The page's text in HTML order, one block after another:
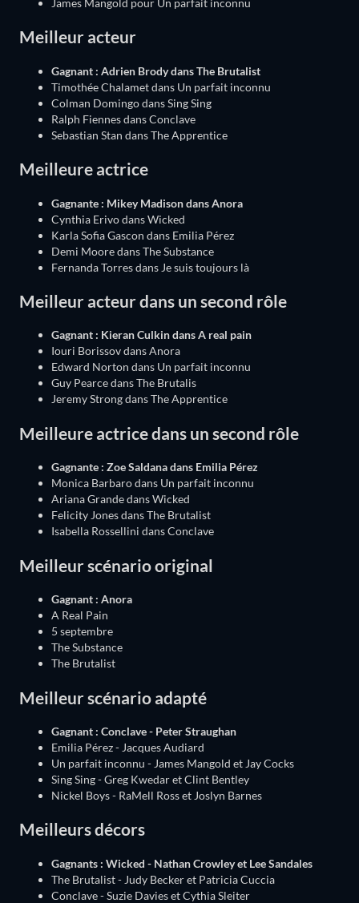
Meilleur acteur
Gagnant : Adrien Brody dans The Brutalist
Timothée Chalamet dans Un parfait inconnu
Colman Domingo dans Sing Sing
Ralph Fiennes dans Conclave
Sebastian Stan dans The Apprentice
Meilleure actrice
Gagnante : Mikey Madison dans Anora
Cynthia Erivo dans Wicked
Karla Sofia Gascon dans Emilia Pérez
Demi Moore dans The Substance
Fernanda Torres dans Je suis toujours là
Meilleur acteur dans un second rôle
Gagnant : Kieran Culkin dans A real pain
Iouri Borissov dans Anora
Edward Norton dans Un parfait inconnu
Guy Pearce dans The Brutalis
Jeremy Strong dans The Apprentice
Meilleure actrice dans un second rôle
Gagnante : Zoe Saldana dans Emilia Pérez
Monica Barbaro dans Un parfait inconnu
Ariana Grande dans Wicked
Felicity Jones dans The Brutalist
Isabella Rossellini dans Conclave
Meilleur scénario original
Gagnant : Anora
A Real Pain
5 septembre
The Substance
The Brutalist
Meilleur scénario adapté
Gagnant : Conclave - Peter Straughan
Emilia Pérez - Jacques Audiard
Un parfait inconnu - James Mangold et Jay Cocks
Sing Sing - Greg Kwedar et Clint Bentley
Nickel Boys - RaMell Ross et Joslyn Barnes
Meilleurs décors
Gagnants : Wicked - Nathan Crowley et Lee Sandales
The Brutalist - Judy Becker et Patricia Cuccia
Conclave - Suzie Davies et Cythia Sleiter